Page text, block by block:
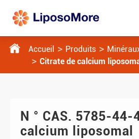
 Accueil Produits
Citrate de calcium
N ° CAS. 5785-
calcium liposomal